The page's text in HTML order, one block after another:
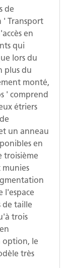
de
Transport
en
qui
lors du
plus du
monté,
' comprend
étriers
un anneau
en
troisième
munies
l'espace
de taille
trois
option, le
très